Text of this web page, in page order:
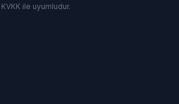
ile uyumludur.